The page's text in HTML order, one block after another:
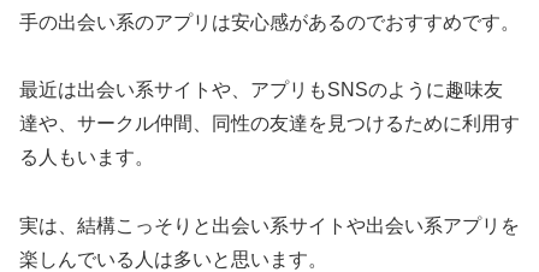
手の出会い系のアプリは安心感があるのでおすすめです。
最近は出会い系サイトや、アプリもSNSのように趣味友
達や、サークル仲間、同性の友達を見つけるために利用す
る人もいます。
実は、結構こっそりと出会い系サイトや出会い系アプリを
楽しんでいる人は多いと思います。